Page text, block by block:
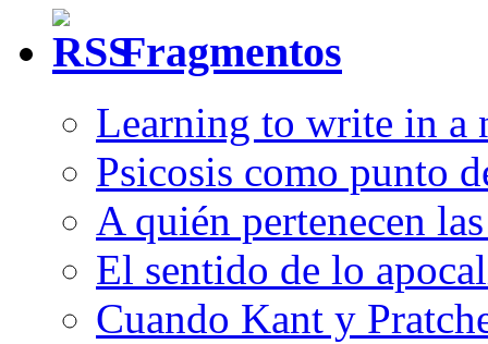
Fragmentos
Learning to write in a
Psicosis como punto
A quién pertenecen
El sentido de lo
Cuando Kant y